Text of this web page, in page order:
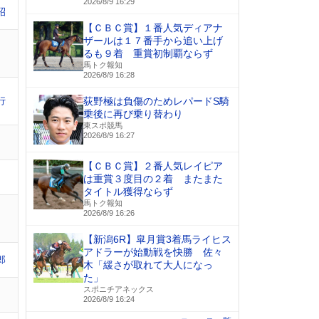
【ＣＢＣ賞】１番人気ディアナ
ザールは１７番手から追い上げ
るも９着 重賞初制覇ならず
馬トク報知
2026/8/9 16:28
荻野極は負傷のためレパードS騎
乗後に再び乗り替わり
東スポ競馬
2026/8/9 16:27
【ＣＢＣ賞】２番人気レイピア
は重賞３度目の２着 またまた
タイトル獲得ならず
馬トク報知
2026/8/9 16:26
【新潟6R】皐月賞3着馬ライヒス
アドラーが始動戦を快勝 佐々
木「緩さが取れて大人になっ
た」
スポニチアネックス
2026/8/9 16:24